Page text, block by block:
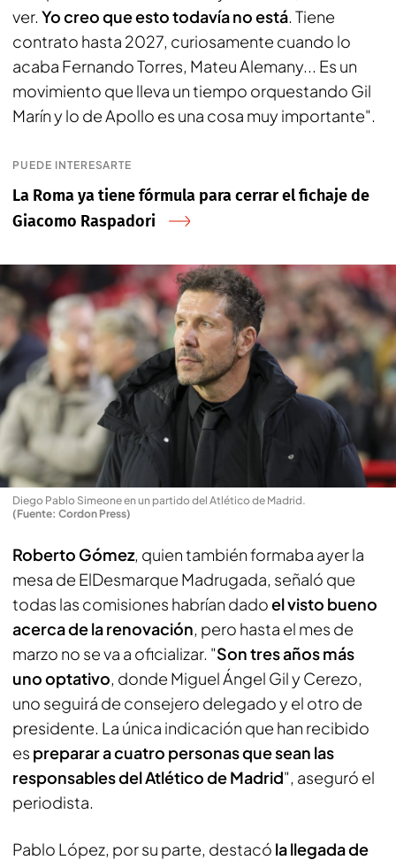
ver. Yo creo que esto todavía no está. Tiene
contrato hasta 2027, curiosamente cuando lo
acaba Fernando Torres, Mateu Alemany... Es un
movimiento que lleva un tiempo orquestando Gil
Marín y lo de Apollo es una cosa muy importante".
PUEDE INTERESARTE
La Roma ya tiene fórmula para cerrar el fichaje de
Giacomo Raspadori
Diego Pablo Simeone en un partido del Atlético de Madrid.
(Fuente: Cordon Press)
Roberto Gómez, quien también formaba ayer la
mesa de ElDesmarque Madrugada, señaló que
todas las comisiones habrían dadoel visto bueno
acerca de la renovación, pero hasta el mes de
marzo no se va a oficializar. "Son tres años más
uno optativo, donde Miguel Ángel Gil y Cerezo,
uno seguirá de consejero delegado y el otro de
presidente. La única indicación que han recibido
es preparar a cuatro personas que sean las
responsables del Atlético de Madrid", aseguró el
periodista.
Pablo López, por su parte, destacó la llegada de